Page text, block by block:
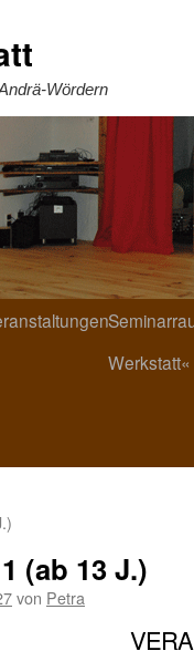
Wördern
Werkstatt«
(ab 13 J.)
von Petra